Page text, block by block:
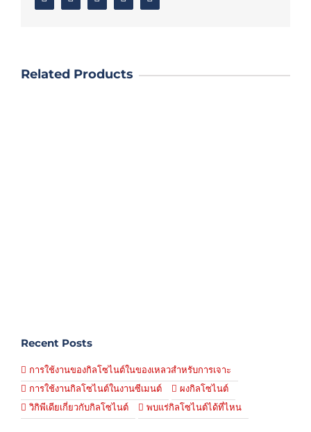
Related Products
Recent Posts
การใช้งานของกิลโซไนต์ในของเหลวสำหรับการเจาะ
การใช้งานกิลโซไนต์ในงานซีเมนต์
ผงกิลโซไนต์
วิกิพีเดียเกี่ยวกับกิลโซไนต์
พบแร่กิลโซไนต์ได้ที่ไหน